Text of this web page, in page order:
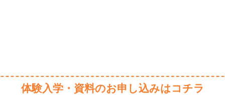
体験入学・資料のお申し込みはコチラ